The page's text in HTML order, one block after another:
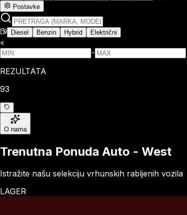
Postavke
Diesel Benzin Hybrid Električni
-
REZULTATA
93
O nama
Trenutna Ponuda Auto - West
Istražite našu selekciju vrhunskih rabljenih vozila
LAGER